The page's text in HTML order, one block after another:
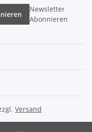
Newsletter
Abonnieren
Versand